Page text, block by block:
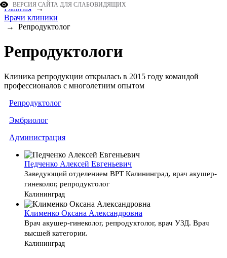
ВЕРСИЯ САЙТА ДЛЯ СЛАБОВИДЯЩИХ
Главная→
Врачи клиники
→ Репродуктолог
Репродуктологи
Клиника репродукции открылась в 2015 году командой
профессионалов с многолетним опытом
Репродуктолог
Эмбриолог
Администрация
Педченко Алексей Евгеньевич
Заведующий отделением ВРТ Калининград, врач акушер-
гинеколог, репродуктолог
Калининград
Клименко Оксана Александровна
Врач акушер-гинеколог, репродуктолог, врач УЗД. Врач
высшей категории.
Калининград